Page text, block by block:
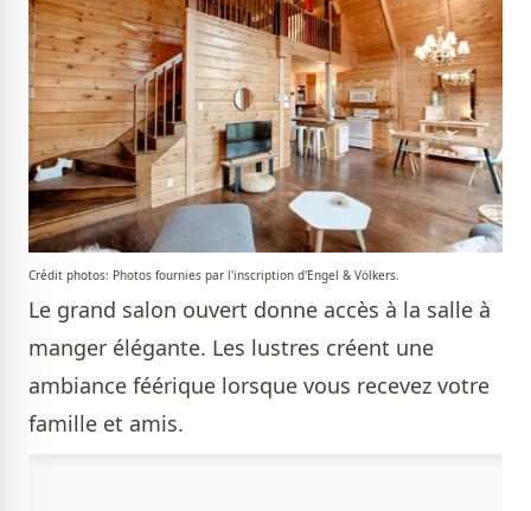
Crédit photos: Photos fournies par l'inscription d'Engel & Völkers.
Le grand salon ouvert donne accès à la salle à
manger élégante. Les lustres créent une
ambiance féérique lorsque vous recevez votre
famille et amis.